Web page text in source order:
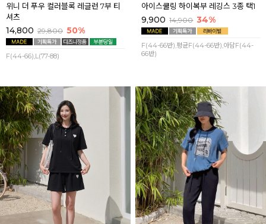
위니 더 푸우 컬러블록 레글런 7부 티
셔츠
14,800 29,800 50%
F(44-66),L(77-88)
아이스쿨링 하이복부 레깅스 3종 택1
9,900 14,900 34%
F(44-66반),평균F(44-66반),아담F(44-
66반)